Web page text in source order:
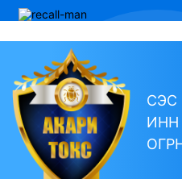
СЭС
ИНН